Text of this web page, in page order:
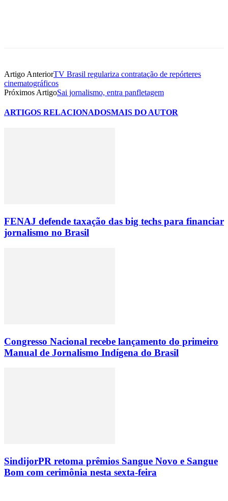
Artigo AnteriorTV Brasil regulariza contratação de repórteres
cinematográficos
Próximos ArtigoSai jornalismo, entra panfletagem
ARTIGOS RELACIONADOSMAIS DO AUTOR
FENAJ defende taxação das big techs para financiar
jornalismo no Brasil
Congresso Nacional recebe lançamento do primeiro
Manual de Jornalismo Indígena do Brasil
SindijorPR retoma prêmios Sangue Novo e Sangue
Bom com cerimônia nesta sexta-feira